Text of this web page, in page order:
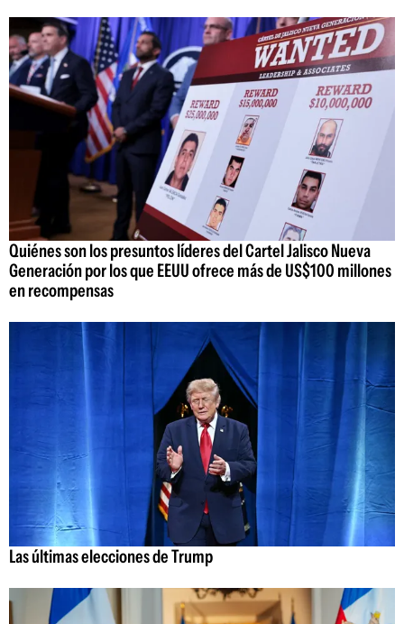
Quiénes son los presuntos líderes del Cartel Jalisco Nueva
Generación por los que EEUU ofrece más de US$100 millones
en recompensas
Las últimas elecciones de Trump